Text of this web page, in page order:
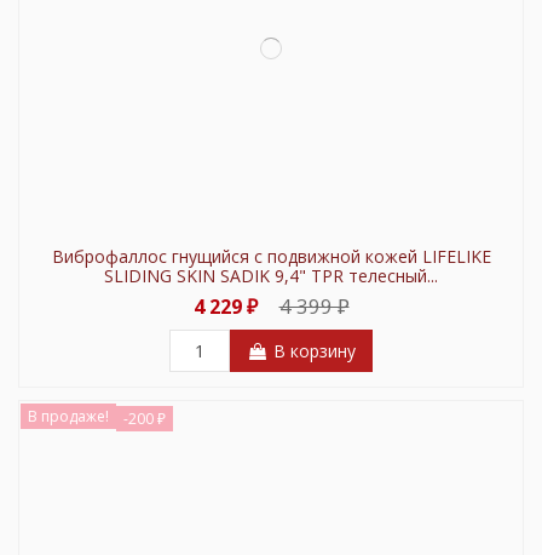
Виброфаллос гнущийся с подвижной кожей LIFELIKE
SLIDING SKIN SADIK 9,4" TPR телесный...
4 229 ₽ 4 399 ₽
В корзину
В продаже! -200 ₽